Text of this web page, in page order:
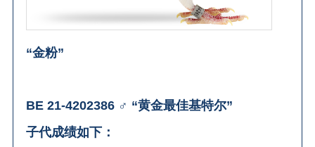
“金粉”
BE 21-4202386 ♂ “黄金最佳基特尔”
子代成绩如下：